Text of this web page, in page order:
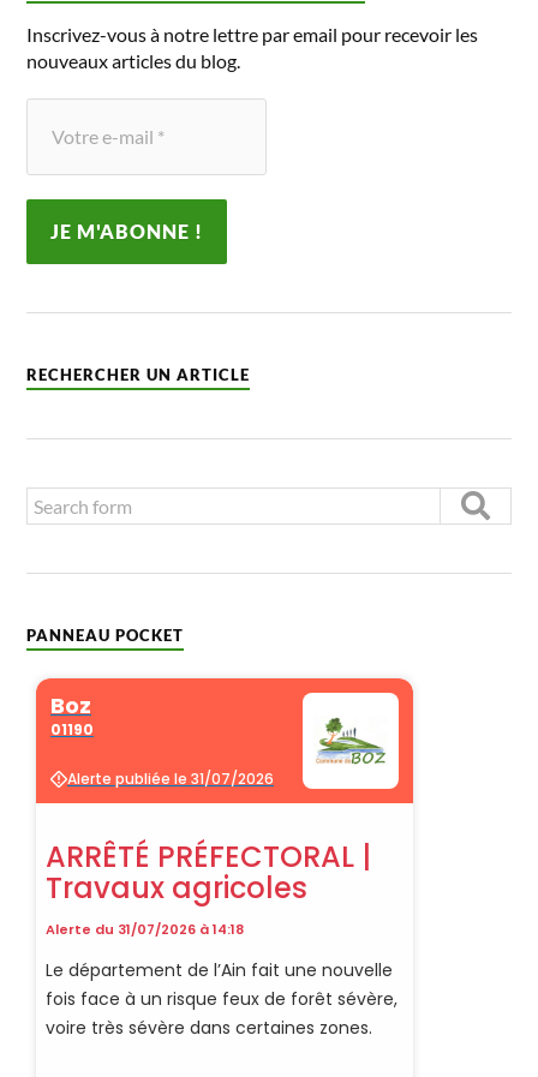
Inscrivez-vous à notre lettre par email pour recevoir les
nouveaux articles du blog.
RECHERCHER UN ARTICLE
PANNEAU POCKET